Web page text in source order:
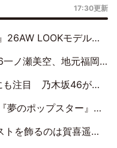
17:30更新
LOOKモデルに就任
んべい25周年トップサポーター』に就任
んだ書道パフォーマンスの舞台裏
』 初日から全身全霊のステージ
「5年分大人になった私を見ていただけたら」